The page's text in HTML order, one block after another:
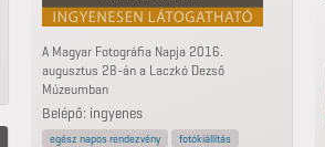
A Magyar Fotográfia Napja 2016.
augusztus 28-án a Laczkó Dezső
Múzeumban
Belépő: ingyenes
egész napos rendezvény
fotókiállítás